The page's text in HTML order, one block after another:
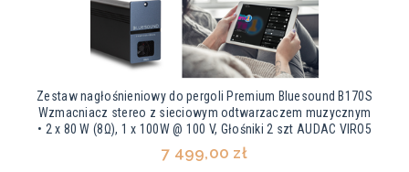
Zestaw nagłośnieniowy do pergoli Premium Bluesound B170S
Wzmacniacz stereo z sieciowym odtwarzaczem muzycznym
• 2 x 80 W (8Ω), 1 x 100W @ 100 V, Głośniki 2 szt AUDAC VIRO5
7 499,00 zł